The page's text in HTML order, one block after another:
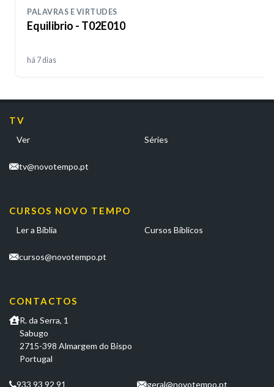
PALAVRAS E VIRTUDES
Equilibrio - T02E010
há 7 dias
TV
Ver Séries
tv@novotempo.pt
CURSOS NOVO TEMPO
Ler a Bíblia Cursos Bíblicos
cursos@novotempo.pt
CONTACTOS
R. da Serra, 1
Sabugo
2715-398 Almargem do Bispo
Portugal
933 93 92 91 geral@novotempo.pt